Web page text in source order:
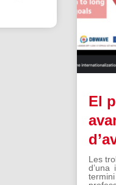
El
Les
d’una